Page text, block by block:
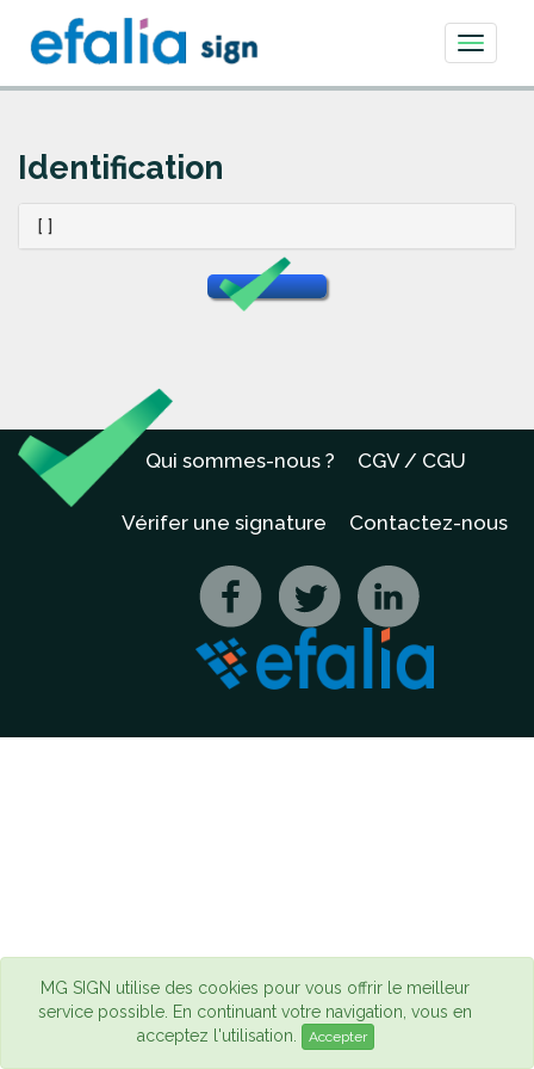
Toggle
Identification
[ ]
Qui sommes-nous ? CGV / CGU
Vérifer une signature Contactez-nous
MG SIGN utilise des cookies pour vous offrir le meilleur
service possible. En continuant votre navigation, vous en
acceptez l'utilisation.
Accepter